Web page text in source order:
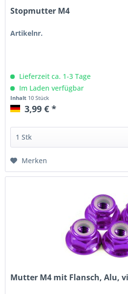
Stopmutter M4
Artikelnr.
Lieferzeit ca. 1-3 Tage
Im Laden verfügbar
Inhalt 10 Stück
3,99 € *
Merken
Mutter M4 mit Flansch, Alu,